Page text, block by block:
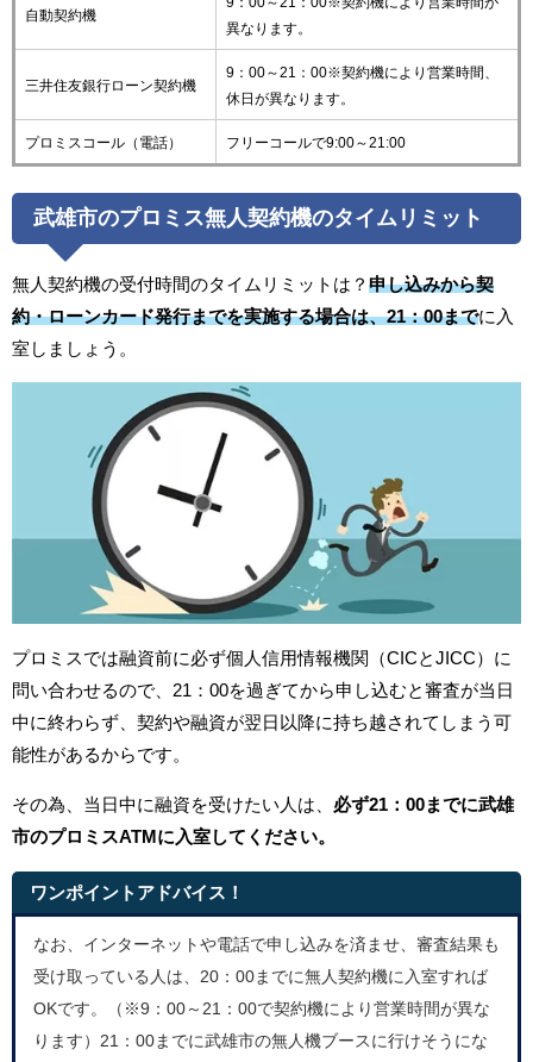
自動契約機
異なります。
三井住友銀行ローン契約機
9：00～21：00※契約機により営業時間、
休日が異なります。
プロミスコール（電話） フリーコールで9:00～21:00
武雄市のプロミス無人契約機のタイムリミット
無人契約機の受付時間のタイムリミットは？ 申し込みから契
約・ローンカード発行までを実施する場合は、21：00までに入
室しましょう。
プロミスでは融資前に必ず個人信用情報機関（CICとJICC）に
問い合わせるので、21：00を過ぎてから申し込むと審査が当日
中に終わらず、契約や融資が翌日以降に持ち越されてしまう可
能性があるからです。
その為、当日中に融資を受けたい人は、 必ず21：00までに武雄
市のプロミス ATMに入室してください。
ワンポイントアドバイス！
なお、インターネットや電話で申し込みを済ませ、審査結果も
受け取っている人は、20：00までに無人契約機に入室すれば
OKです。（※9：00～21：00で契約機により営業時間が異な
ります）21：00までに武雄市の無人機ブースに行けそうにな